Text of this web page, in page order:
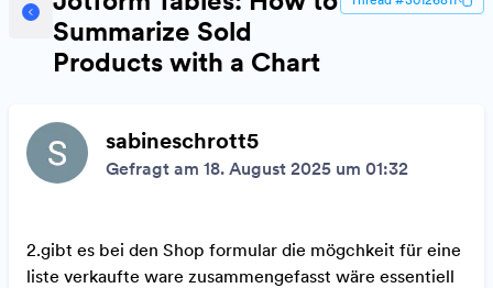
Summarize Sold
Products with a Chart
sabineschrott5
Gefragt am 18. August 2025 um 01:32
2.gibt es bei den Shop formular die mögchkeit für eine
liste verkaufte ware zusammengefasst wäre essentiell